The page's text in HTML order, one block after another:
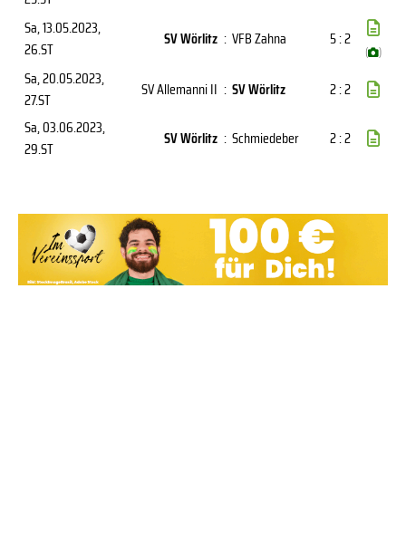
Sa, 13.05.2023,
26.ST
SV Wörlitz : VFB Zahna 5 : 2
( )
Sa, 20.05.2023,
27.ST
SV Allemanni II : SV Wörlitz
2 : 2
Sa, 03.06.2023,
29.ST
SV Wörlitz : Schmiedeber 2 : 2